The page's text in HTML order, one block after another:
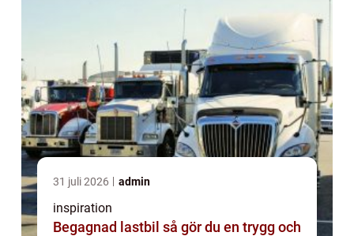
31 juli 2026 admin
inspiration
Begagnad lastbil så gör du en trygg och